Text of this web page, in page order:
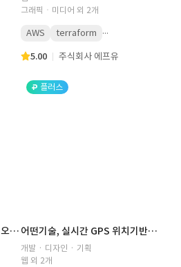
그래픽ㆍ미디어 외 2개
AWS terraform ...
5.00 주식회사 에프유
로봇암 제어 무인 촬영 및 비디오 편집 키오스크 구축
플러스
어떤기술, 실시간 GPS 위치기반 설비 업체 o2o 중개 상용화 플랫폼 구축
개발 · 디자인 · 기획
웹 외 2개